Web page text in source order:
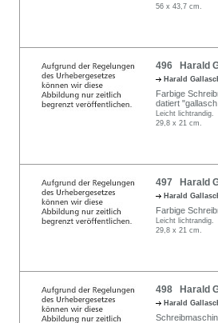
56 x 43,7 cm.
496 Harald
Harald
Farbige
datiert
Leicht lichtrandig.
29,8 x 21 cm.
497 Harald
Harald
Farbige
Leicht lichtrandig.
29,8 x 21 cm.
498 Harald
Harald